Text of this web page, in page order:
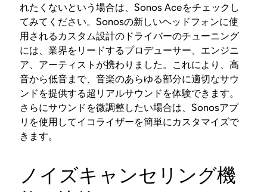
れたくないという場合は、Sonos Aceをチェックし
てみてください。Sonosの新しいヘッドフォンに使
用されるカスタム設計のドライバーのチューニング
には、業界をリードするプロデューサー、エンジニ
ア、アーティストが携わりました。これにより、高
音から低音まで、音楽のあらゆる部分に適切なサウ
ンドを提供する超リアルサウンドを体験できます。
さらにサウンドを微調整したい場合は、Sonosアプ
リを使用してイコライザーを簡単にカスタマイズで
きます。
ノイズキャンセリング機